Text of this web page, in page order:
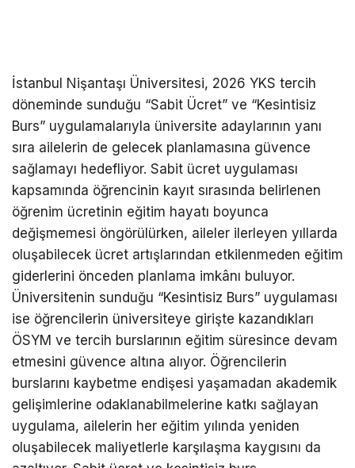
İstanbul Nişantaşı Üniversitesi, 2026 YKS tercih
döneminde sunduğu “Sabit Ücret” ve “Kesintisiz
Burs” uygulamalarıyla üniversite adaylarının yanı
sıra ailelerin de gelecek planlamasına güvence
sağlamayı hedefliyor. Sabit ücret uygulaması
kapsamında öğrencinin kayıt sırasında belirlenen
öğrenim ücretinin eğitim hayatı boyunca
değişmemesi öngörülürken, aileler ilerleyen yıllarda
oluşabilecek ücret artışlarından etkilenmeden eğitim
giderlerini önceden planlama imkânı buluyor.
Üniversitenin sunduğu “Kesintisiz Burs” uygulaması
ise öğrencilerin üniversiteye girişte kazandıkları
ÖSYM ve tercih burslarının eğitim süresince devam
etmesini güvence altına alıyor. Öğrencilerin
burslarını kaybetme endişesi yaşamadan akademik
gelişimlerine odaklanabilmelerine katkı sağlayan
uygulama, ailelerin her eğitim yılında yeniden
oluşabilecek maliyetlerle karşılaşma kaygısını da